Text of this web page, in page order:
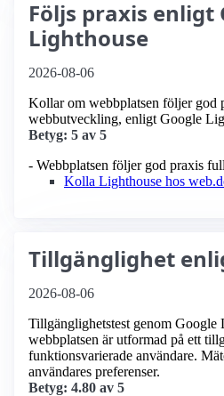
Följs praxis enligt
Lighthouse
2026-08-06
Kollar om webbplatsen följer god
webbutveckling, enligt Google
Betyg: 5 av 5
- Webbplatsen följer god praxis
Kolla Lighthouse hos
Tillgänglighet
2026-08-06
Tillgänglighetstest genom Google
webbplatsen är utformad på ett
funktionsvarierade användare.
användares preferenser.
Betyg: 4.80 av 5